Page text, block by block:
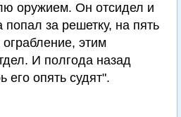
оружием. Он отсидел и
за решетку, на пять
этим
И полгода назад
опять судят".